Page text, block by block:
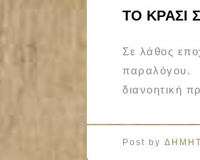
ΤΟ ΚΡΑΣΙ
Σε λάθος
παραλόγου.
διανοητική
Post by